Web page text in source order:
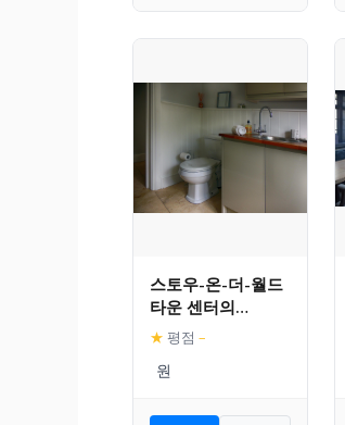
스토우-온-더-월드
타운 센터의
(167m², 침실 3개,
★ 평점 –